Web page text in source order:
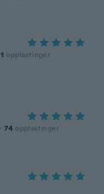
1 opplastinger
· 74 opplastinger